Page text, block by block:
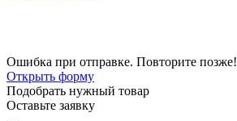
Ошибка при отправке. Повторите позже!
Открыть форму
Подобрать нужный товар
Оставьте заявку